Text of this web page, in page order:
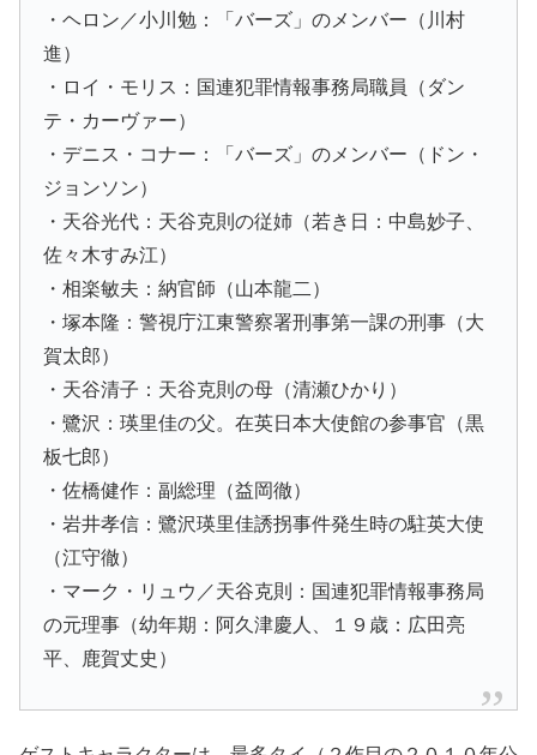
・ヘロン／小川勉：「バーズ」のメンバー（川村
進）
・ロイ・モリス：国連犯罪情報事務局職員（ダン
テ・カーヴァー）
・デニス・コナー：「バーズ」のメンバー（ドン・
ジョンソン）
・天谷光代：天谷克則の従姉（若き日：中島妙子、
佐々木すみ江）
・相楽敏夫：納官師（山本龍二）
・塚本隆：警視庁江東警察署刑事第一課の刑事（大
賀太郎）
・天谷清子：天谷克則の母（清瀬ひかり）
・鷺沢：瑛里佳の父。在英日本大使館の参事官（黒
板七郎）
・佐橋健作：副総理（益岡徹）
・岩井孝信：鷺沢瑛里佳誘拐事件発生時の駐英大使
（江守徹）
・マーク・リュウ／天谷克則：国連犯罪情報事務局
の元理事（幼年期：阿久津慶人、１９歳：広田亮
平、鹿賀丈史）